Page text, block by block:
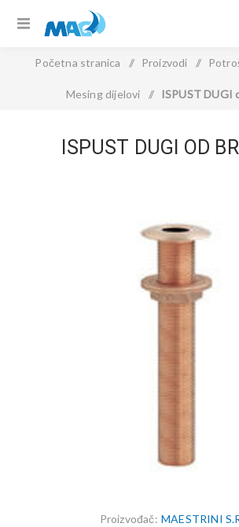
Početna stranica / Proizvodi /
Mesing dijelovi / ISPUST DUGI
ISPUST DUGI OD
Proizvođač: MAESTRINI